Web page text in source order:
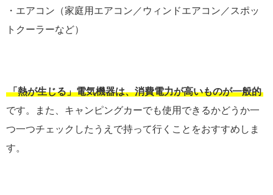
・エアコン（家庭用エアコン／ウィンドエアコン／スポッ
トクーラーなど）
「熱が生じる」電気機器は、消費電力が高いものが一般的
です。また、キャンピングカーでも使用できるかどうか一
つ一つチェックしたうえで持って行くことをおすすめしま
す。